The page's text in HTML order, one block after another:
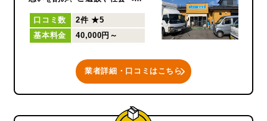
渡しをするため、遺品ひとつひ
とつに気持ちを込めて送り出す
「供養」そのものだと考えてい
口コミ数 2件 ★5
基本料金
40,000円～
業者詳細・口コミはこちら